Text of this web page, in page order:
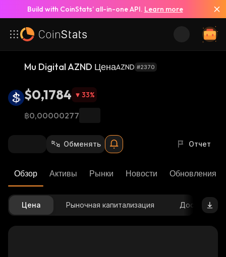
Build with CoinStats’ all-in-one API. Learn more
Mu Digital AZND ЦенаAZND #2370
$0,1784 33%
฿0,00000277
Обменять Отчет
Обзор Активы Рынки Новости Обновления
Цена Рыночная капитализация Доступное